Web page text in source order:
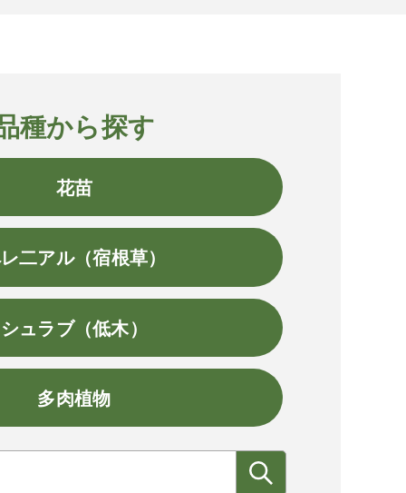
種から探す
花苗
二アル（宿根草）
シュラブ（低木）
多肉植物